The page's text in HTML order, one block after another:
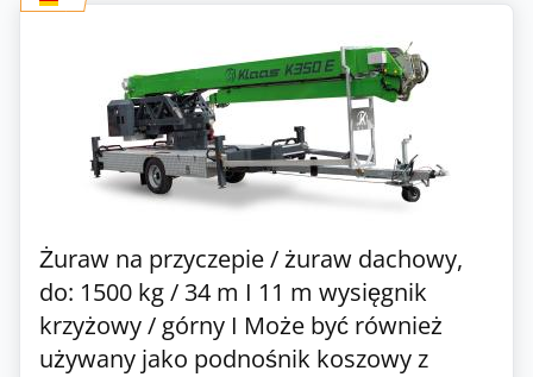
Żuraw na przyczepie / żuraw dachowy,
do: 1500 kg / 34 m I 11 m wysięgnik
krzyżowy / górny I Może być również
używany jako podnośnik koszowy z